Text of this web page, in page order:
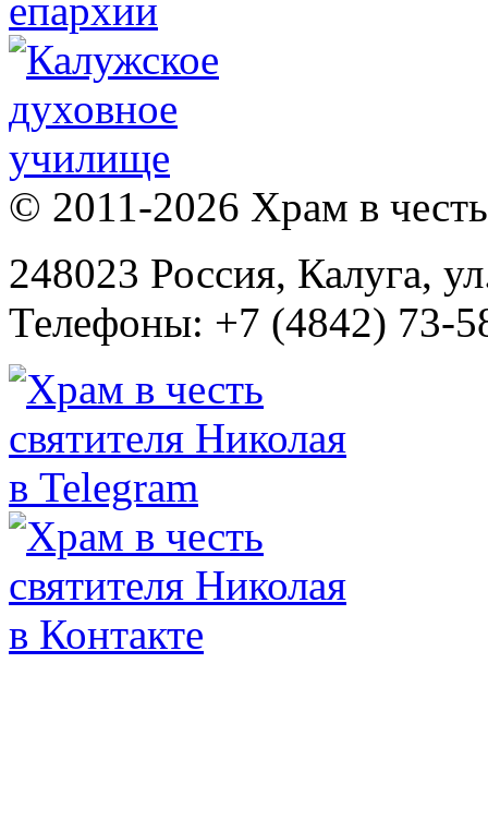
© 2011-2026 Храм в честь
248023 Россия, Калуга,
Телефоны: +7 (4842) 73-